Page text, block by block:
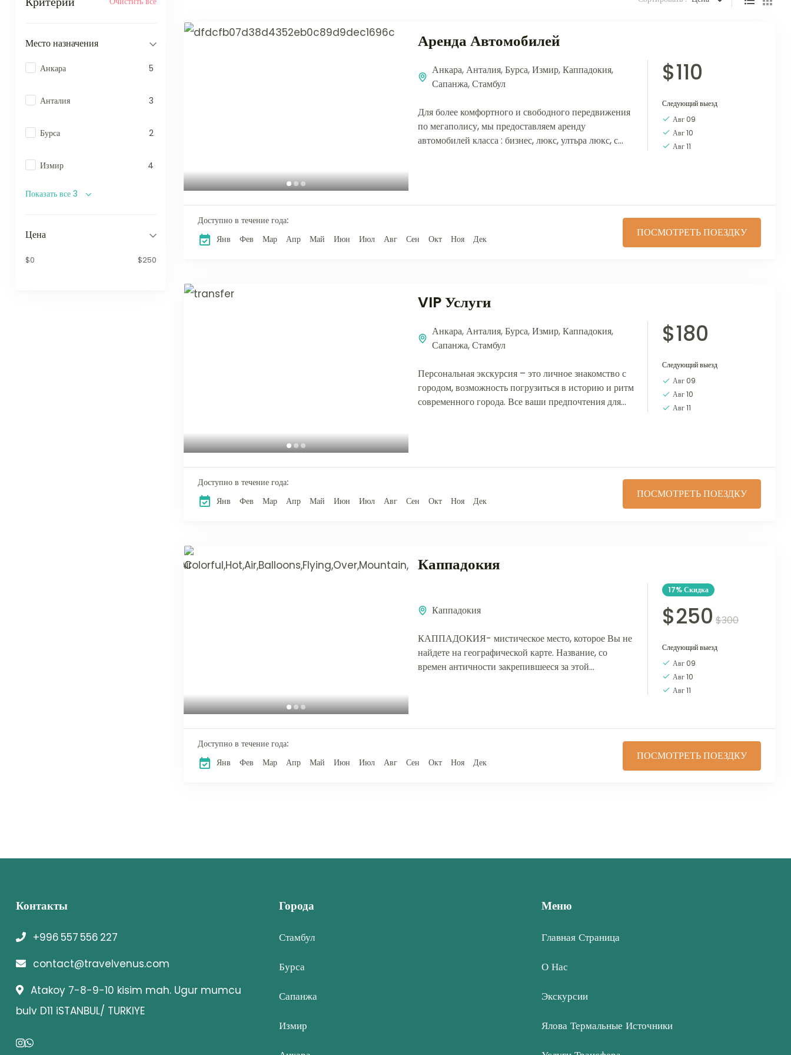
Место назначения
Анкара 5
Анталия 3
Бурса 2
Измир 4
Показать все 3
Цена
$0 $250
Аренда Автомобилей
Анкара,Анталия,Бурса,Измир,Каппадокия,
Сапанжа,Стамбул
Для более комфортного и свободного передвижения
по мегаполису, мы предоставляем аренду
автомобилей класса : бизнес, люкс, ултьра люкс, с
$110
Следующий выезд
Авг 09
Авг 10
Авг 11
Доступно в течение года:
Янв
Фев Мар Апр Май Июн Июл Авг Сен Окт Ноя Дек
ПОСМОТРЕТЬ ПОЕЗДКУ
VIP Услуги
Анкара,Анталия,Бурса,Измир,Каппадокия,
Сапанжа,Стамбул
Персональная экскурсия – это личное знакомство с
городом, возможность погрузиться в историю и ритм
современного города. Все ваши предпочтения для
$180
Следующий выезд
Авг 09
Авг 10
Авг 11
Доступно в течение года:
Янв
Фев Мар Апр Май Июн Июл Авг Сен Окт Ноя Дек
ПОСМОТРЕТЬ ПОЕЗДКУ
Каппадокия
Каппадокия
КАППАДОКИЯ- мистическое место, которое Вы не
найдете на географической карте. Название, со
времен античности закрепившееся за этой
17%Скидка
$250 $300
Следующий выезд
Авг 09
Авг 10
Авг 11
Доступно в течение года:
Янв
Фев Мар Апр Май Июн Июл Авг Сен Окт Ноя Дек
ПОСМОТРЕТЬ ПОЕЗДКУ
Контакты
+996 557 556 227
contact@travelvenus.com
Atakoy 7-8-9-10 kisim mah. Ugur mumcu
bulv D11 iSTANBUL/ TURKIYE
Города
Стамбул
Бурса
Сапанжа
Измир
Меню
Главная Страница
О Нас
Экскурсии
Ялова Термальные Источники